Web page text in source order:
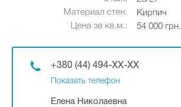
Материал стен:
Кирпич
Цена за кв.м.:
54 000 грн.
+380 (44) 494-XX-XX
Показать телефон
Елена Николаевна